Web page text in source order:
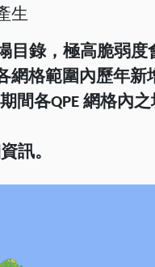
生
錄，極高脆弱度
網格範圍內歷年新
間各QPE 網格內
訊。